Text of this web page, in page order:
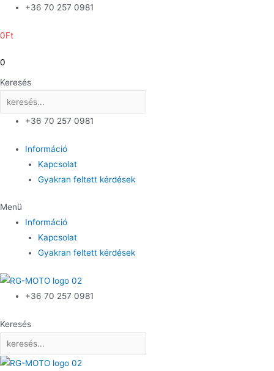
content
+36 70 257 0981
0Ft
0
Keresés
+36 70 257 0981
Információ
Kapcsolat
Gyakran feltett kérdések
Menü
Információ
Kapcsolat
Gyakran feltett kérdések
+36 70 257 0981
Keresés